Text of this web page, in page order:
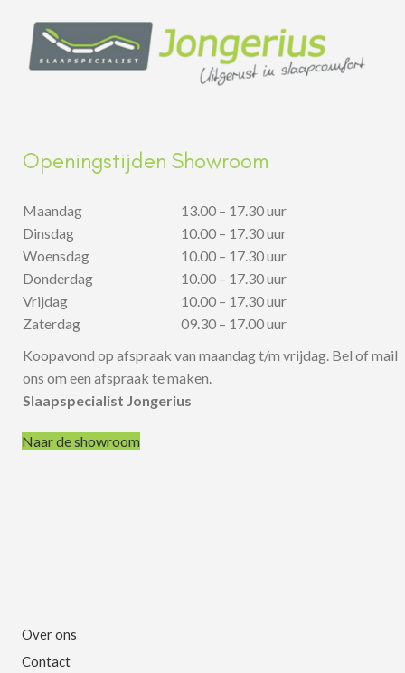
Openingstijden Showroom
Maandag
Dinsdag
Woensdag
Donderdag
Vrijdag
Zaterdag
13.00 – 17.30 uur
10.00 – 17.30 uur
10.00 – 17.30 uur
10.00 – 17.30 uur
10.00 – 17.30 uur
09.30 – 17.00 uur
Koopavond op afspraak van maandag t/m vrijdag. Bel of mail
ons om een afspraak te maken.
Slaapspecialist Jongerius
Naar de showroom
Over ons
Contact